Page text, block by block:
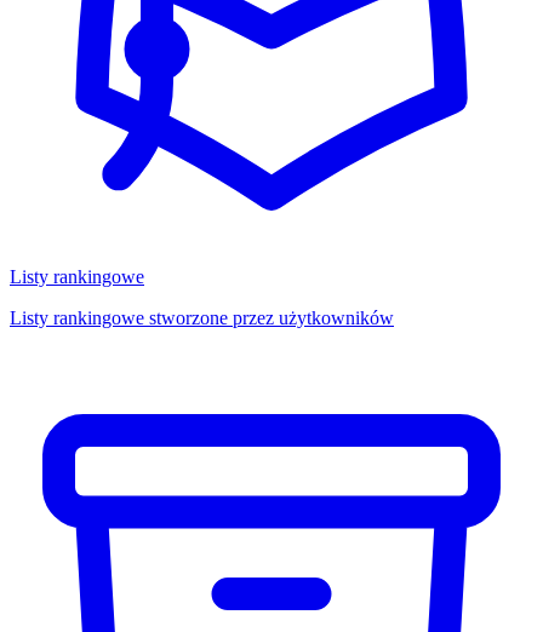
Listy rankingowe
Listy rankingowe stworzone przez użytkowników